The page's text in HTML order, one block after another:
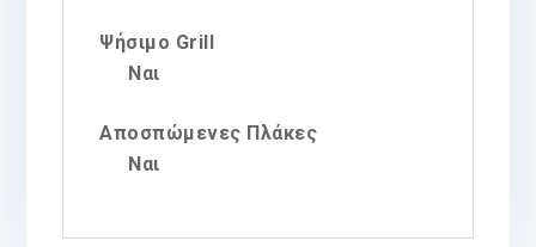
Ψήσιμο Grill
Ναι
Αποσπώμενες Πλάκες
Ναι